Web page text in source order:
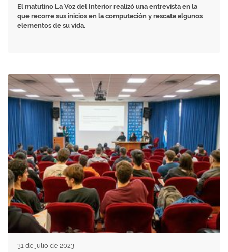
El matutino La Voz del Interior realizó una entrevista en la
que recorre sus inicios en la computación y rescata algunos
elementos de su vida.
31 de julio de 2023